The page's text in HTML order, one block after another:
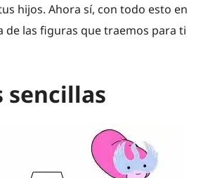
hijos. Ahora sí, con todo esto en
de las figuras que traemos para ti
sencillas